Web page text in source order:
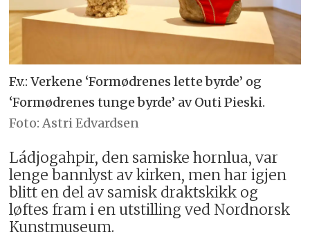
F.v.: Verkene ‘Formødrenes lette byrde’ og
‘Formødrenes tunge byrde’ av Outi Pieski.
Astri Edvardsen
Ládjogahpir, den samiske hornlua, var
lenge bannlyst av kirken, men har igjen
blitt en del av samisk draktskikk og
løftes fram i en utstilling ved Nordnorsk
Kunstmuseum.